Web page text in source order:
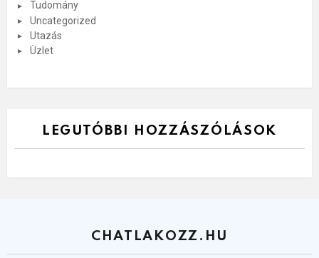
Tudomány
Uncategorized
Utazás
Üzlet
LEGUTÓBBI HOZZÁSZÓLÁSOK
CHATLAKOZZ.HU